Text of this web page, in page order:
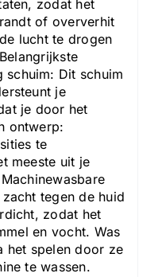
zodat het
of oververhit
lucht te drogen
schuim: Dit schuim
je
je door het
ontwerp:
te
meeste uit je
tegen de huid
zodat het
en vocht. Was
het spelen door ze
te wassen.